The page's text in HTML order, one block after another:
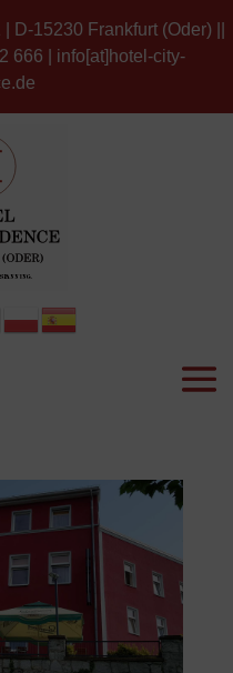
D-15230 Frankfurt (Oder) ||
666 | info[at]hotel-city-